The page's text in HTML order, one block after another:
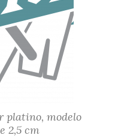
platino, modelo
2,5 cm